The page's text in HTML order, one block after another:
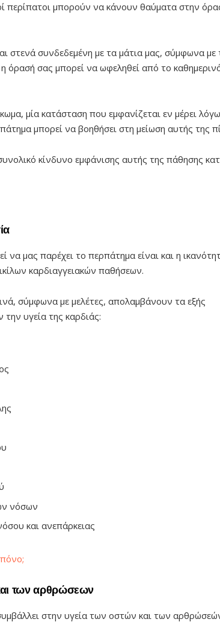
περίπατοι μπορούν να κάνουν θαύματα στην
στενά συνδεδεμένη με τα μάτια μας, σύμφωνα με
όρασή σας μπορεί να ωφεληθεί από το
μία κατάσταση που εμφανίζεται εν μέρει
μπορεί να βοηθήσει στη μείωση αυτής της
κίνδυνο εμφάνισης αυτής της πάθησης
μας παρέχει το περπάτημα είναι και η
καρδιαγγειακών παθήσεων.
σύμφωνα με μελέτες, απολαμβάνουν τα εξής
υγεία της καρδιάς:
νόσων
και ανεπάρκειας
των αρθρώσεων
στην υγεία των οστών και των